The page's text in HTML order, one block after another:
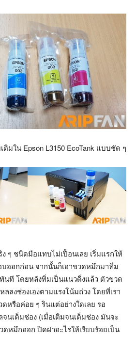
มใน Epson L3150 EcoTank แบบชัด ๆ
ๆ ชนิดมือแทบไม่เปื้อนเลย เริ่มแรกให้
ออกก่อน จากนั้นก็เอาขวดหมึกมาทิ่ม
นที โดยหลังทิ่มเป็นแนวดิ่งแล้ว ตัวขวด
ลงช่องเองตามแรงโน้มถ่วง โดยที่เรา
หรือค่อย ๆ รินแต่อย่างใดเลย รอ
นเต็มช่อง (เมื่อเติมจนเต็มช่อง มันจะ
ดหมึกออก ปิดฝาอะไรให้เรียบร้อยเป็น